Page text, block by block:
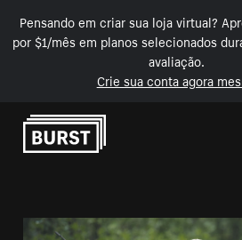
Pensando em criar sua loja virtual?
por $1/mês em planos selecionados
avaliação.
Crie sua conta agora
Pular para o conteúdo